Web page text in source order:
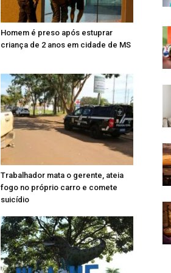
Homem é preso após estuprar
criança de 2 anos em cidade de MS
Trabalhador mata o gerente, ateia
fogo no próprio carro e comete
suicídio